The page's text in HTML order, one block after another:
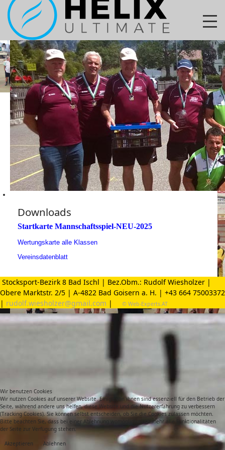
Downloads
Startkarte Mannschaftsspiel-NEU-2025
Wertungskarte alle Klassen
Vereinsdatenblatt
Stocksport-Bezirk 8 Bad Ischl | Bez.Obm.: Rudolf Wiesholzer |
Obere Marktstr. 2/5 | A-4822 Bad Goisern a. H. | +43 664 75003372
| rudolf.wiesholzer@gmail.com | © Web-Experts.AT
Wir benutzen Cookies
Wir nutzen Cookies auf unserer Website. Einige von ihnen sind essenziell für den Betrieb der
Seite, während andere uns helfen, diese Website und die Nutzererfahrung zu verbessern
(Tracking Cookies). Sie können selbst entscheiden, ob Sie die Cookies zulassen möchten.
Bitte beachten Sie, dass bei einer Ablehnung womöglich nicht mehr alle Funktionalitäten
der Seite zur Verfügung stehen.
Akzeptieren Ablehnen